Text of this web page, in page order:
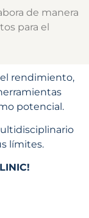
de manera
para el
rendimiento,
potencial.
límites.